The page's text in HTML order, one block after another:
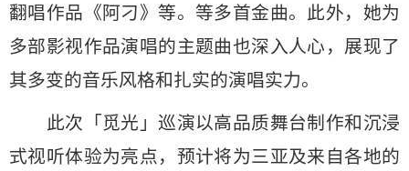
翻唱作品《阿刁》等。等多首金曲。此外，她为
多部影视作品演唱的主题曲也深入人心，展现了
其多变的音乐风格和扎实的演唱实力。
此次「觅光」巡演以高品质舞台制作和沉浸
式视听体验为亮点，预计将为三亚及来自各地的